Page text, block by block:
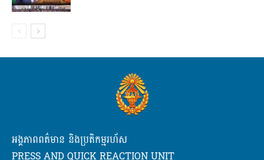
អង្គភាពពត៌មាន និងប្រតិកម្មរហ័ស
PRESS AND QUICK REACTION UNIT